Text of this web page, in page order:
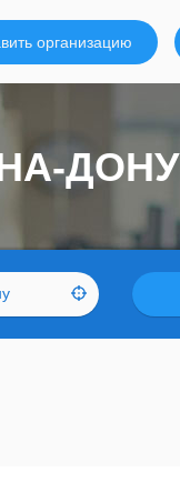
организацию
ДОНУ